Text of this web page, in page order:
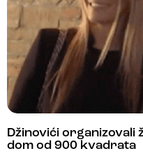
Džinovići organizovali
dom od 900 kvadrata